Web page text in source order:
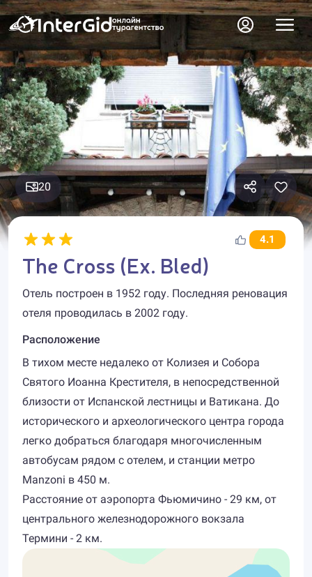
20
4.1
The Cross (Ex. Bled)
Отель построен в 1952 году. Последняя реновация
отеля проводилась в 2002 году.
Расположение
В тихом месте недалеко от Колизея и Собора
Святого Иоанна Крестителя, в непосредственной
близости от Испанской лестницы и Ватикана. До
исторического и археологического центра города
легко добраться благодаря многочисленным
автобусам рядом с отелем, и станции метро
Manzoni в 450 м.
Расстояние от аэропорта Фьюмичино - 29 км, от
центрального железнодорожного вокзала
Термини - 2 км.